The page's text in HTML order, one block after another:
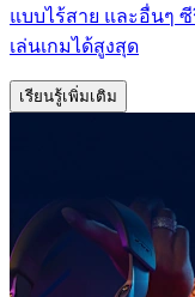
แบบไร้สาย และอื่นๆ
เล่นเกมได้สูงสุด
เรียนรู้เพิ่มเติม